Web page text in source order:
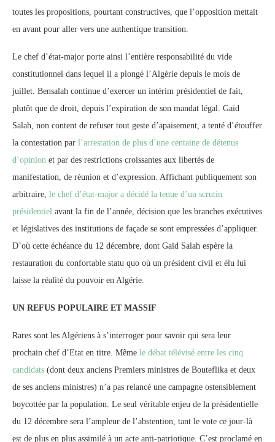
toutes les propositions, pourtant constructives, que l’opposition mettait
en avant pour aller vers une authentique transition.
Le chef d’état-major porte ainsi l’entière responsabilité du vide
constitutionnel dans lequel il a plongé l’Algérie depuis le mois de
juillet. Bensalah continue d’exercer un intérim présidentiel de fait,
plutôt que de droit, depuis l’expiration de son mandat légal. Gaïd
Salah, non content de refuser tout geste d’apaisement, a tenté d’étouffer
la contestation par l’arrestation de plus d’une centaine de détenus
d’opinion et par des restrictions croissantes aux libertés de
manifestation, de réunion et d’expression. Affichant publiquement son
arbitraire, le chef d’état-major a décidé la tenue d’un scrutin
présidentiel avant la fin de l’année, décision que les branches exécutives
et législatives des institutions de façade se sont empressées d’appliquer.
D’où cette échéance du 12 décembre, dont Gaïd Salah espère la
restauration du confortable statu quo où un président civil et élu lui
laisse la réalité du pouvoir en Algérie.
UN REFUS POPULAIRE ET MASSIF
Rares sont les Algériens à s’interroger pour savoir qui sera leur
prochain chef d’Etat en titre. Même le débat télévisé entre les cinq
candidats (dont deux anciens Premiers ministres de Bouteflika et deux
de ses anciens ministres) n’a pas relancé une campagne ostensiblement
boycottée par la population. Le seul véritable enjeu de la présidentielle
du 12 décembre sera l’ampleur de l’abstention, tant le vote ce jour-là
est de plus en plus assimilé à un acte anti-patriotique. C’est proclamé en